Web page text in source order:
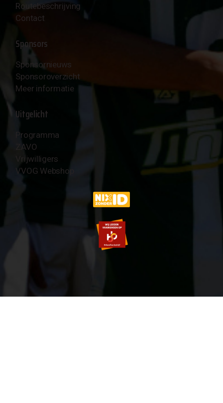
Routebeschrijving
Contact
Sponsors
Sponsornieuws
Sponsoroverzicht
Meer informatie
Uitgelicht
Programma
ZAVO
Vrijwilligers
VVOG Webshop